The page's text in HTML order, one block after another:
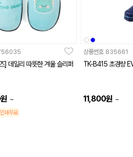
] 데일리 따뜻한 겨울 슬리퍼
원 ~
인쇄무료
상품번호 835661
TK-B415 초경량
11,800원 ~